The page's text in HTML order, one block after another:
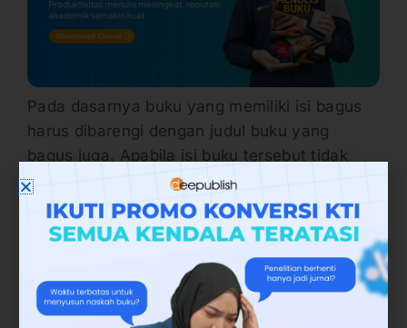
Pada dasarnya buku yang memiliki isi bagus
harus dibarengi dengan judul buku yang
bagus juga. Apabila isi buku tersebut tidak
diimbangi dengan judulnya yang bagus, maka
buku tersebut bisa menjadi sia-sia karena
tidak dilirik pembeli atau pembaca. Membuat
judul yang bombastis untuk buku populer
pada dasarnya lebih mudah daripada
membuat judul untuk buku teks.